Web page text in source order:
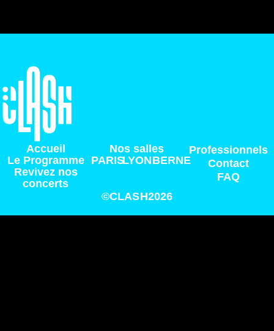
Accueil
Le Programme
Revivez nos
concerts
Nos salles
PARISLYONBERNE
Professionnels
Contact
FAQ
©CLASH2026